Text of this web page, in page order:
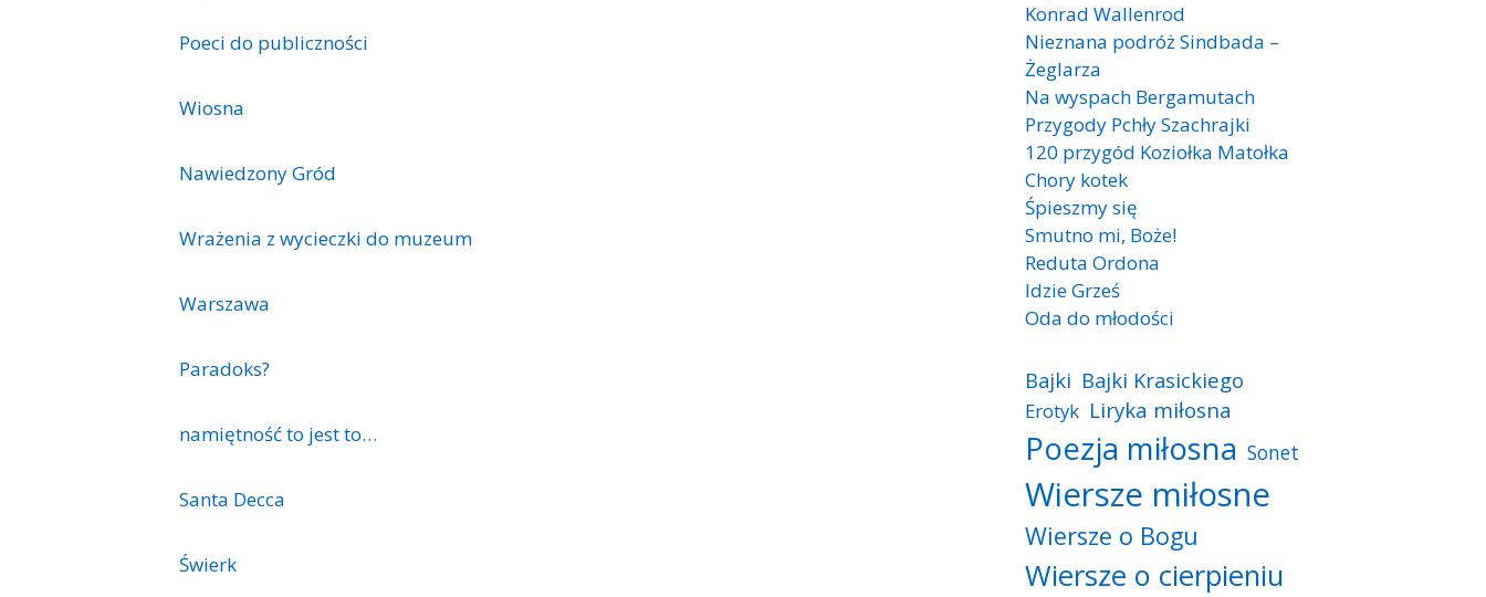
Poeci do publiczności
Wiosna
Nawiedzony Gród
Wrażenia z wycieczki do muzeum
Warszawa
Paradoks?
namiętność to jest to…
Santa Decca
Świerk
Konrad Wallenrod
Nieznana podróż Sindbada –
Żeglarza
Na wyspach Bergamutach
Przygody Pchły Szachrajki
120 przygód Koziołka Matołka
Chory kotek
Śpieszmy się
Smutno mi, Boże!
Reduta Ordona
Idzie Grześ
Oda do młodości
Bajki Bajki Krasickiego
Erotyk Liryka miłosna
Poezja miłosna Sonet
Wiersze miłosne
Wiersze o Bogu
Wiersze o cierpieniu